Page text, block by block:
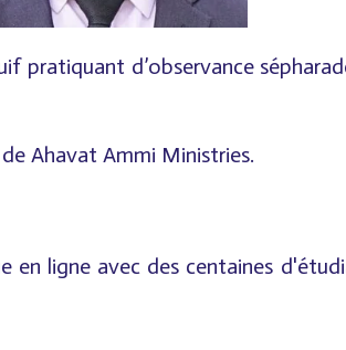
d’observance
Ahavat Ammi Ministries.
en ligne avec des centaines